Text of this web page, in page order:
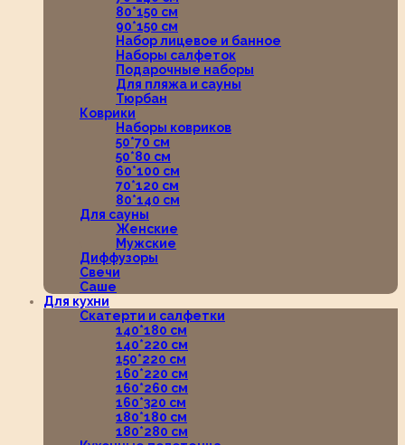
80*150 см
90*150 см
Набор лицевое и банное
Наборы салфеток
Подарочные наборы
Для пляжа и сауны
Тюрбан
Коврики
Наборы ковриков
50*70 см
50*80 см
60*100 см
70*120 см
80*140 см
Для сауны
Женские
Мужские
Диффузоры
Свечи
Саше
Для кухни
Скатерти и салфетки
140*180 см
140*220 см
150*220 см
160*220 см
160*260 см
160*320 см
180*180 см
180*280 см